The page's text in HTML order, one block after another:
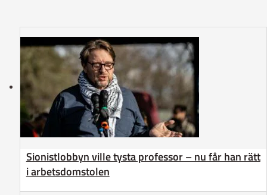
Sionistlobbyn ville tysta professor – nu får han rätt
i arbetsdomstolen